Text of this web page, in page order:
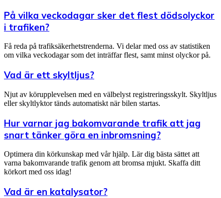
På vilka veckodagar sker det flest dödsolyckor
i trafiken?
Få reda på trafiksäkerhetstrenderna. Vi delar med oss av statistiken
om vilka veckodagar som det inträffar flest, samt minst olyckor på.
Vad är ett skyltljus?
Njut av körupplevelsen med en välbelyst registreringsskylt. Skyltljus
eller skyltlyktor tänds automatiskt när bilen startas.
Hur varnar jag bakomvarande trafik att jag
snart tänker göra en inbromsning?
Optimera din körkunskap med vår hjälp. Lär dig bästa sättet att
varna bakomvarande trafik genom att bromsa mjukt. Skaffa ditt
körkort med oss idag!
Vad är en katalysator?